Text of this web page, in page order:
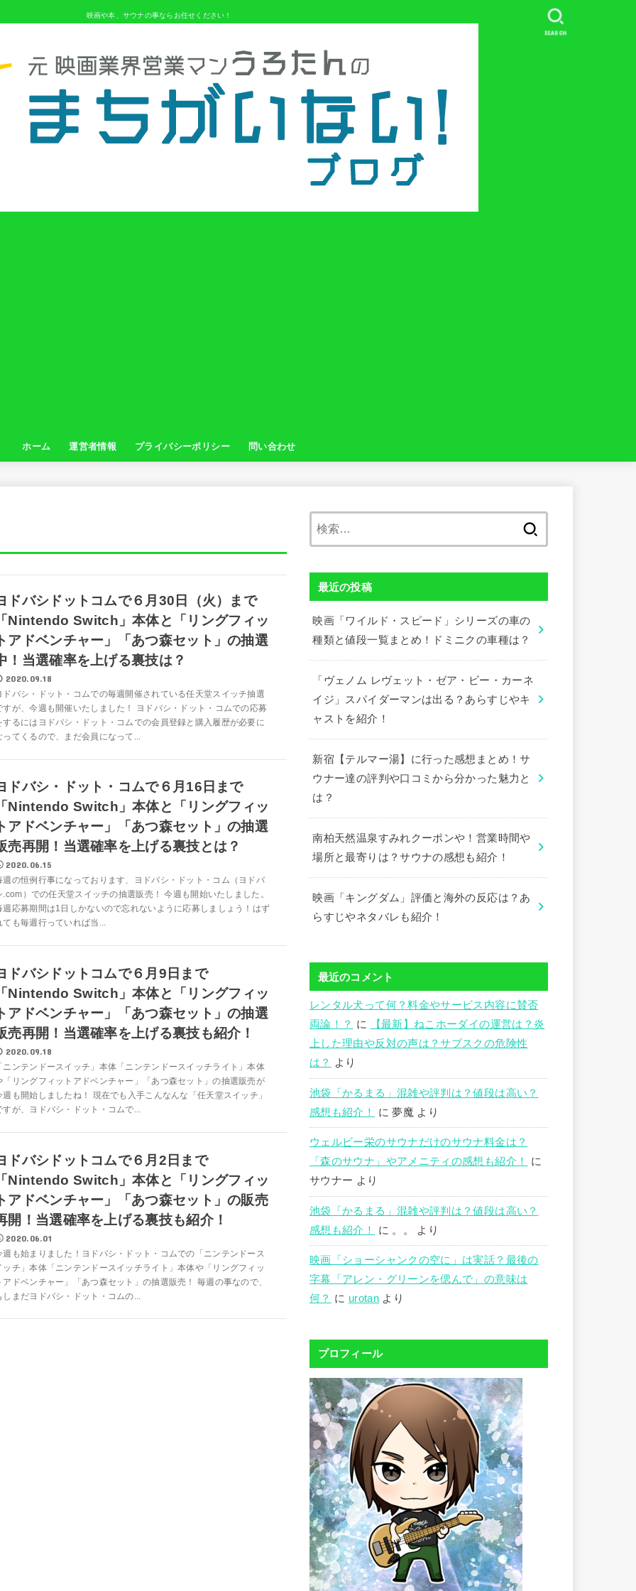
映画や本、サウナの事ならお任せください！
ホーム 運営者情報 プライバシーポリシー 問い合わせ
SEARCH
ドバシドットコムで６月30日（火）まで
Nintendo Switch」本体と「リングフィッ
アドベンチャー」「あつ森セット」の抽選
！当選確率を上げる裏技は？
2020.09.18
ドバシ・ドット・コムでの毎週開催されている任天堂スイッチ抽選
すが、今週も開催いたしました！ ヨドバシ・ドット・コムでの応募
するにはヨドバシ・ドット・コムでの会員登録と購入履歴が必要に
ってくるので、まだ会員になって...
ドバシ・ドット・コムで６月16日まで
Nintendo Switch」本体と「リングフィッ
アドベンチャー」「あつ森セット」の抽選
売再開！当選確率を上げる裏技とは？
2020.06.15
週の恒例行事になっております、ヨドバシ・ドット・コム（ヨドバ
.com）での任天堂スイッチの抽選販売！ 今週も開始いたしました。
週応募期間は1日しかないので忘れないように応募しましょう！はず
ても毎週行っていれば当...
ドバシドットコムで６月9日まで
Nintendo Switch」本体と「リングフィッ
アドベンチャー」「あつ森セット」の抽選
売再開！当選確率を上げる裏技も紹介！
2020.09.18
ニンテンドースイッチ」本体「ニンテンドースイッチライト」本体
「リングフィットアドベンチャー」「あつ森セット」の抽選販売が
週も開始しましたね！ 現在でも入手こんなんな「任天堂スイッチ」
すが、ヨドバシ・ドット・コムで...
ドバシドットコムで６月2日まで
Nintendo Switch」本体と「リングフィッ
アドベンチャー」「あつ森セット」の販売
開！当選確率を上げる裏技も紹介！
2020.06.01
週も始まりました！ヨドバシ・ドット・コムでの「ニンテンドース
ッチ」本体「ニンテンドースイッチライト」本体や「リングフィッ
アドベンチャー」「あつ森セット」の抽選販売！ 毎週の事なので、
しまだヨドバシ・ドット・コムの...
最近の投稿
映画「ワイルド・スピード」シリーズの車の
種類と値段一覧まとめ！ドミニクの車種は？
「ヴェノム レヴェット・ゼア・ビー・カーネ
イジ」スパイダーマンは出る？あらすじやキ
ャストを紹介！
新宿【テルマー湯】に行った感想まとめ！サ
ウナー達の評判や口コミから分かった魅力と
は？
南柏天然温泉すみれクーポンや！営業時間や
場所と最寄りは？サウナの感想も紹介！
映画「キングダム」評価と海外の反応は？あ
らすじやネタバレも紹介！
最近のコメント
レンタル犬って何？料金やサービス内容に賛否
両論！？
に
【最新】ねこホーダイの運営は？炎
上した理由や反対の声は？サブスクの危険性
は？
より
池袋「かるまる」混雑や評判は？値段は高い？
感想も紹介！
に夢魔 より
ウェルビー栄のサウナだけのサウナ料金は？
「森のサウナ」やアメニティの感想も紹介！
に
サウナー より
池袋「かるまる」混雑や評判は？値段は高い？
感想も紹介！
に 。。 より
映画「ショーシャンクの空に」は実話？最後の
字幕「アレン・グリーンを偲んで」の意味は
何？
に urotan より
プロフィール